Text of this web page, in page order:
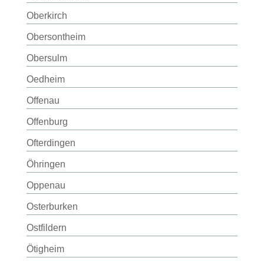
Oberkirch
Obersontheim
Obersulm
Oedheim
Offenau
Offenburg
Ofterdingen
Öhringen
Oppenau
Osterburken
Ostfildern
Ötigheim